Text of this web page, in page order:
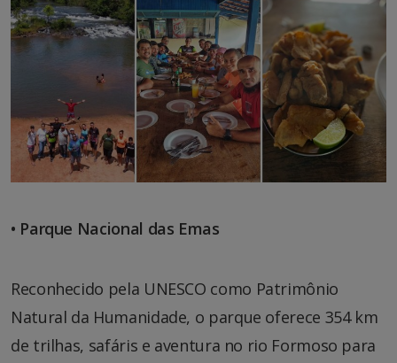
• Parque Nacional das Emas
Reconhecido pela UNESCO como Patrimônio
Natural da Humanidade, o parque oferece 354 km
de trilhas, safáris e aventura no rio Formoso para